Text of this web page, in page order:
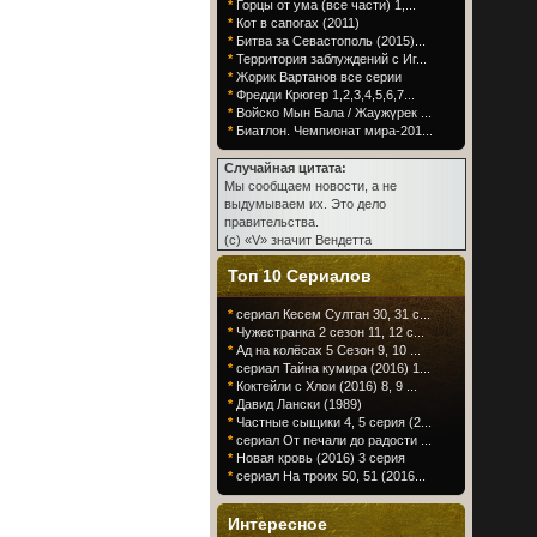
* Горцы от ума (все части) 1,...
* Кот в сапогах (2011)
* Битва за Севастополь (2015)...
* Территория заблуждений с Иг...
* Жорик Вартанов все серии
* Фредди Крюгер 1,2,3,4,5,6,7...
* Войско Мын Бала / Жаужүрек ...
* Биатлон. Чемпионат мира-201...
Случайная цитата:
Мы сообщаем новости, а не
выдумываем их. Это дело
правительства.
(c) «V» значит Вендетта
Топ 10 Сериалов
* сериал Кесем Султан 30, 31 с...
* Чужестранка 2 сезон 11, 12 с...
* Ад на колёсах 5 Сезон 9, 10 ...
* сериал Тайна кумира (2016) 1...
* Коктейли с Хлои (2016) 8, 9 ...
* Давид Лански (1989)
* Частные сыщики 4, 5 серия (2...
* сериал От печали до радости ...
* Новая кровь (2016) 3 серия
* сериал На троих 50, 51 (2016...
Интересное